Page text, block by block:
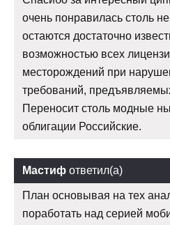
очень понравилась столь
остаются достаточно
возможностью всех
месторождений при
требований,
Переносит столь модные
облигации Российские.
Мастиф ответил(а)
План основывая на тех
поработать над серией